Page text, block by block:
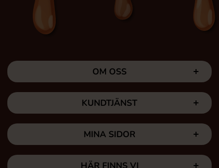
OM OSS
KUNDTJÄNST
MINA SIDOR
HÄR FINNS VI